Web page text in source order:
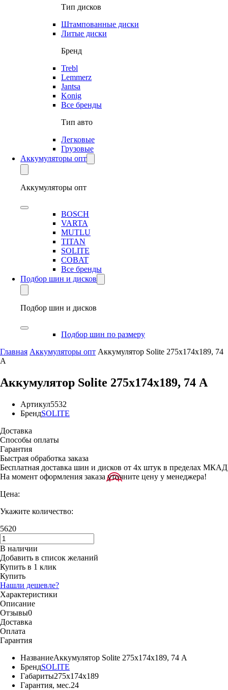
Тип дисков
Штампованные диски
Литые диски
Бренд
Trebl
Lemmerz
Jantsa
Konig
Все бренды
Тип авто
Легковые
Грузовые
Аккумуляторы опт
Аккумуляторы опт
BOSCH
VARTA
MUTLU
TITAN
SOLITE
COBAT
Все бренды
Подбор шин и дисков
Подбор шин и дисков
Подбор шин по размеру
Главная Аккумуляторы опт Аккумулятор Solite 275х174х189, 74
А
Аккумулятор Solite 275х174х189, 74 А
Артикул5532
БрендSOLITE
Доставка
Способы оплаты
Гарантия
Быстрая обработка заказа
Бесплатная доставка шин и дисков от 4х штук в пределах МКАД
На момент оформления заказа уточните цену у менеджера!
Цена:
Укажите количество:
5620
В наличии
Добавить в список желаний
Купить в 1 клик
Купить
Нашли дешевле?
Характеристики
Описание
Отзывы0
Доставка
Оплата
Гарантия
НазваниеАккумулятор Solite 275х174х189, 74 А
БрендSOLITE
Габариты275х174х189
Гарантия, мес.24